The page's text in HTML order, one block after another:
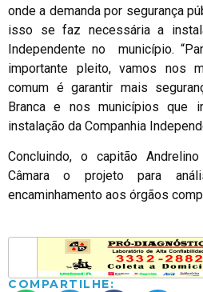
onde a demanda por segurança
isso se faz necessária a
Independente no município.
importante pleito, vamos nos
comum é garantir mais
Branca e nos municípios que
instalação da Companhia
Concluindo, o capitão
Câmara o projeto para
encaminhamento aos órgãos
COMPARTILHE: